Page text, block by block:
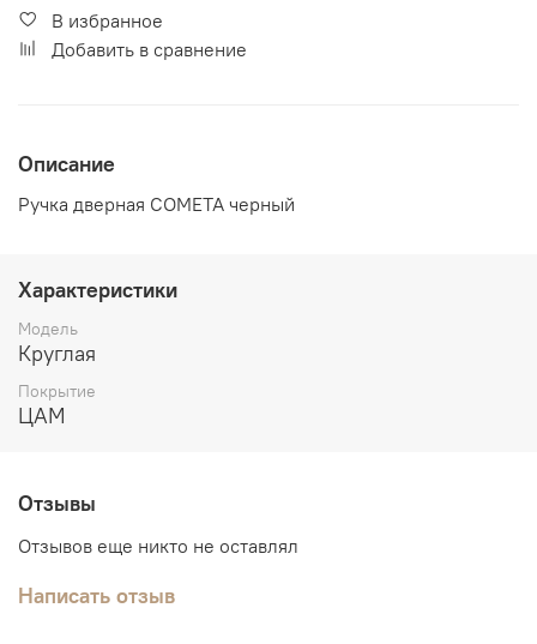
В избранное
Добавить в сравнение
Описание
Ручка дверная COMETA черный
Характеристики
Модель
Круглая
Покрытие
ЦАМ
Отзывы
Отзывов еще никто не оставлял
Написать отзыв